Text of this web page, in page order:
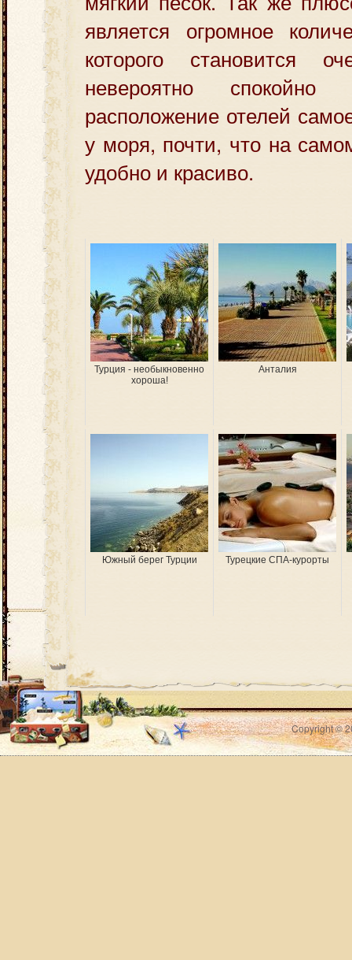
является огромное
которого становится
невероятно
расположение отелей
у моря, почти, что на
удобно и красиво.
Турция - необыкновенно
хороша!
Анталия
Южный берег Турции Турецкие СПА-курорты
Copyright ©